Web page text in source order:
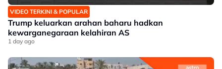
VIDEO TERKINI & POPULAR
Trump keluarkan arahan baharu hadkan
kewarganegaraan kelahiran AS
1 day ago